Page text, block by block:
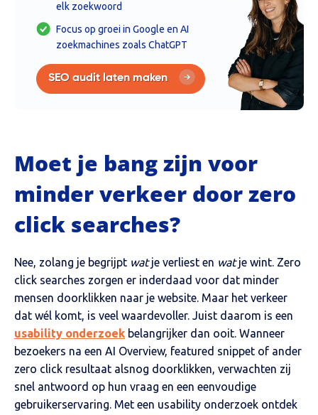
elk zoekwoord
Focus op groei in Google en AI
zoekmachines zoals ChatGPT
SEO audit laten maken
Moet je bang zijn voor
minder verkeer door zero
click searches?
Nee, zolang je begrijpt watje verliest en watje wint. Zero
click searches zorgen er inderdaad voor dat minder
mensen doorklikken naar je website. Maar het verkeer
dat wél komt, is veel waardevoller. Juist daarom is een
usability onderzoek belangrijker dan ooit. Wanneer
bezoekers na een AI Overview, featured snippet of ander
zero click resultaat alsnog doorklikken, verwachten zij
snel antwoord op hun vraag en een eenvoudige
gebruikerservaring. Met een usability onderzoek ontdek